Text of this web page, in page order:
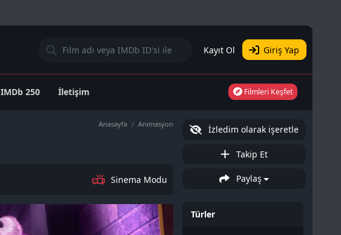
Kayıt Ol Giriş Yap
IMDb 250 İletişim Filmleri Keşfet
Anasayfa Animasyon
Sinema Modu
İzledim olarak işeretle
Takip Et
Paylaş
Türler